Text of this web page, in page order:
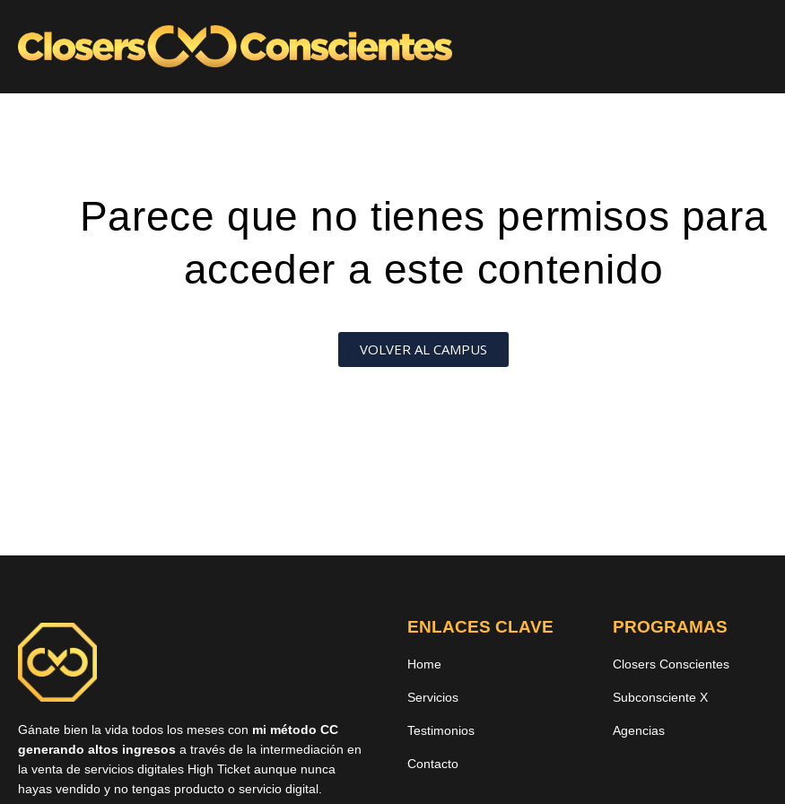
Parece que no tienes permisos para
acceder a este contenido
VOLVER AL CAMPUS
Gánate bien la vida todos los meses con mi método CC
generando altos ingresos a través de la intermediación en
la venta de servicios digitales High Ticket aunque nunca
hayas vendido y no tengas producto o servicio digital.
ENLACES CLAVE
Home
Servicios
Testimonios
Contacto
PROGRAMAS
Closers Conscientes
Subconsciente X
Agencias